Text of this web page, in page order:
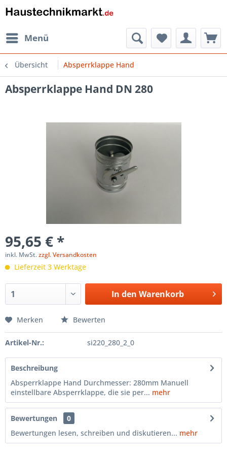
Menü
Übersicht Absperrklappe Hand
Absperrklappe Hand DN 280
95,65 € *
inkl. MwSt.zzgl. Versandkosten
Lieferzeit 3 Werktage
In den Warenkorb
Merken Bewerten
Artikel-Nr.: si220_280_2_0
Beschreibung
Absperrklappe Hand Durchmesser: 280mm Manuell
einstellbare Absperrklappe, die sie per... mehr
Bewertungen
0
Bewertungen lesen, schreiben und diskutieren... mehr